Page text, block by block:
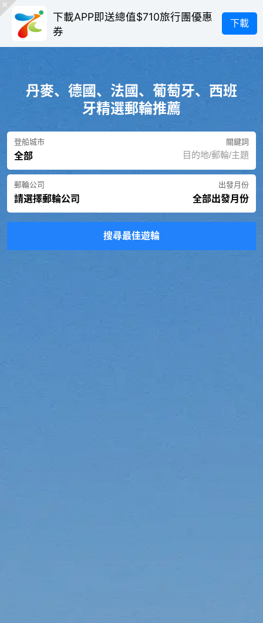
下載APP即送總值$710旅行團優惠
券
下載
丹麥、德國、法國、葡萄牙、西班
牙精選郵輪推薦
登船城市
全部
關鍵詞
郵輪公司
請選擇郵輪公司
出發月份
全部出發月份
搜尋最佳遊輪